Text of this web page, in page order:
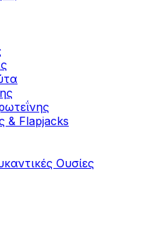
& Flapjacks
Ουσίες